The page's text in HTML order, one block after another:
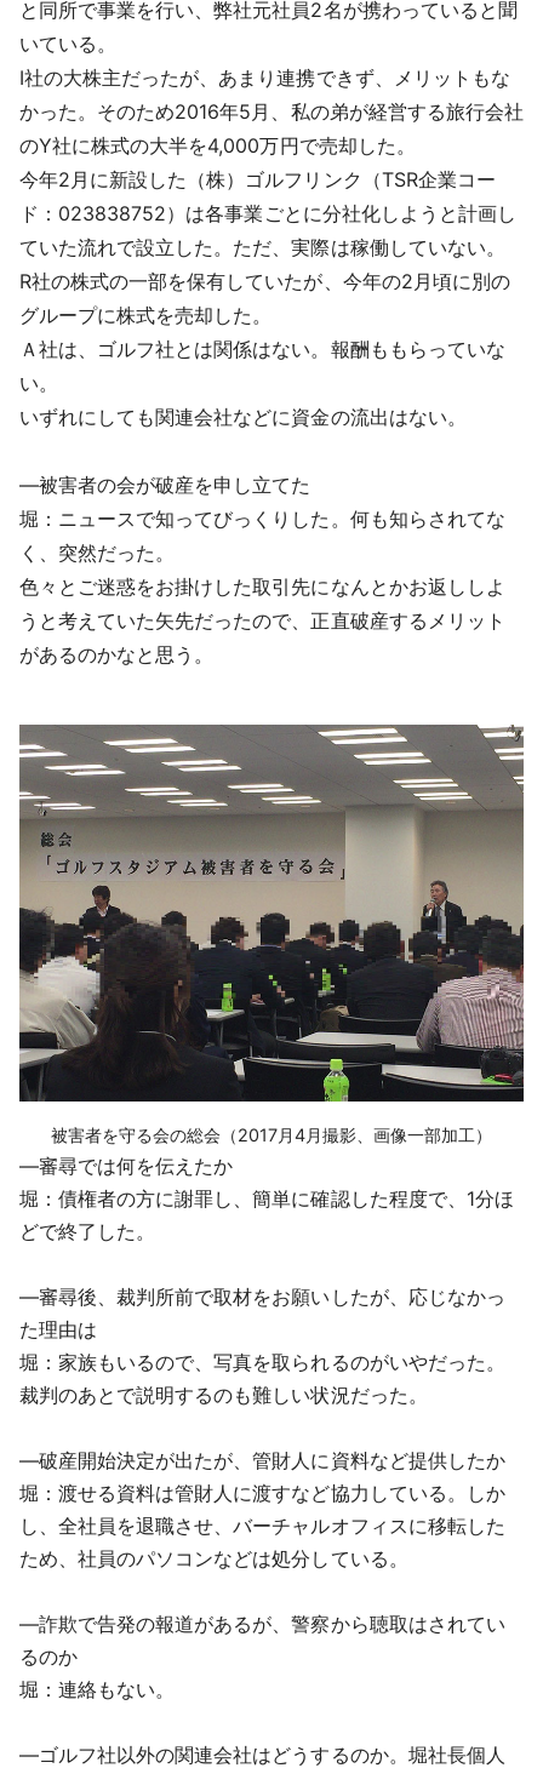
と同所で事業を行い、弊社元社員2名が携わっていると聞
いている。
I社の大株主だったが、あまり連携できず、メリットもな
かった。そのため2016年5月、私の弟が経営する旅行会社
のY社に株式の大半を4,000万円で売却した。
今年2月に新設した（株）ゴルフリンク（TSR企業コー
ド：023838752）は各事業ごとに分社化しようと計画し
ていた流れで設立した。ただ、実際は稼働していない。
R社の株式の一部を保有していたが、今年の2月頃に別の
グループに株式を売却した。
Ａ社は、ゴルフ社とは関係はない。報酬ももらっていな
い。
いずれにしても関連会社などに資金の流出はない。
―被害者の会が破産を申し立てた
堀：ニュースで知ってびっくりした。何も知らされてな
く、突然だった。
色々とご迷惑をお掛けした取引先になんとかお返ししよ
うと考えていた矢先だったので、正直破産するメリット
があるのかなと思う。
被害者を守る会の総会（2017月4月撮影、画像一部加工）
―審尋では何を伝えたか
堀：債権者の方に謝罪し、簡単に確認した程度で、1分ほ
どで終了した。
―審尋後、裁判所前で取材をお願いしたが、応じなかっ
た理由は
堀：家族もいるので、写真を取られるのがいやだった。
裁判のあとで説明するのも難しい状況だった。
―破産開始決定が出たが、管財人に資料など提供したか
堀：渡せる資料は管財人に渡すなど協力している。しか
し、全社員を退職させ、バーチャルオフィスに移転した
ため、社員のパソコンなどは処分している。
―詐欺で告発の報道があるが、警察から聴取はされてい
るのか
堀：連絡もない。
―ゴルフ社以外の関連会社はどうするのか。堀社長個人